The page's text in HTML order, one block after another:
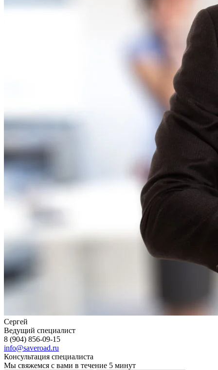
Сергей
Ведущий специалист
8 (904) 856-09-15
info@saveroad.ru
Консультация специалиста
Мы свяжемся с вами в течение 5 минут